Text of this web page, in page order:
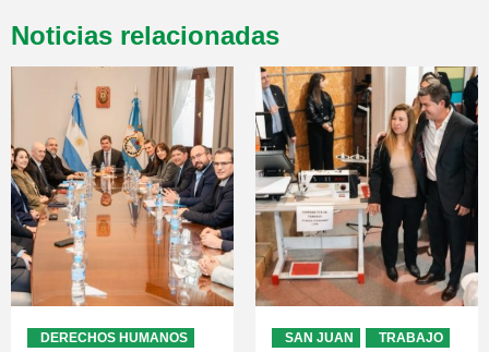
Noticias relacionadas
DERECHOS HUMANOS
SAN JUAN TRABAJO